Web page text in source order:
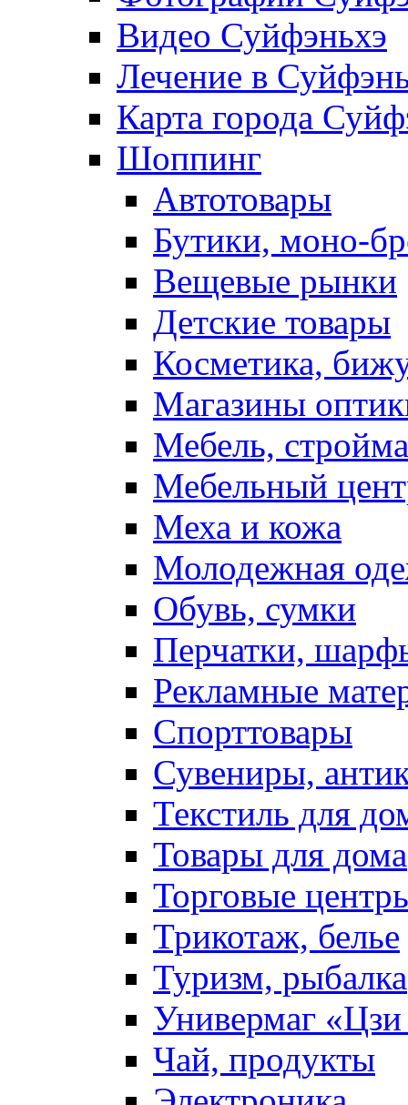
Видео Суйфэньхэ
Лечение в
Карта города
Шоппинг
Автотовары
Бутики, моно-
Вещевые рынки
Детские товары
Косметика,
Магазины
Мебель,
Мебельный
Меха и кожа
Молодежная
Обувь, сумки
Перчатки,
Рекламные
Спорттовары
Сувениры,
Текстиль для
Товары для дома
Торговые
Трикотаж, белье
Туризм, рыбалка
Универмаг
Чай, продукты